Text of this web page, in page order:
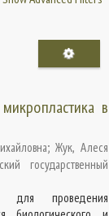
в
;Жук, Алеся
государственный
для проведения